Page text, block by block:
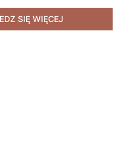
Elektronicznym)
+ Kod Rabatowy +
SIĘ WIĘCEJ